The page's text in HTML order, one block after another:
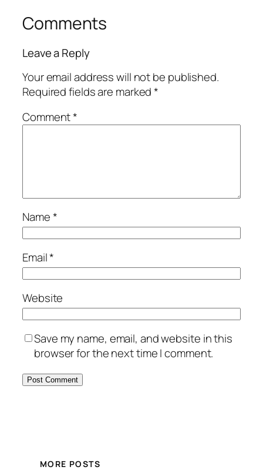
Comments
Leave a Reply
Your email address will not be published.
Required fields are marked*
Comment*
Name*
Email*
Website
Save my name, email, and website in this
browser for the next time I comment.
MORE POSTS